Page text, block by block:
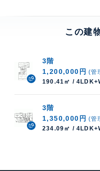
この建
3階
1,200,000円 (管
190.41㎡ /
3階
1,350,000円 (管
234.09㎡ /